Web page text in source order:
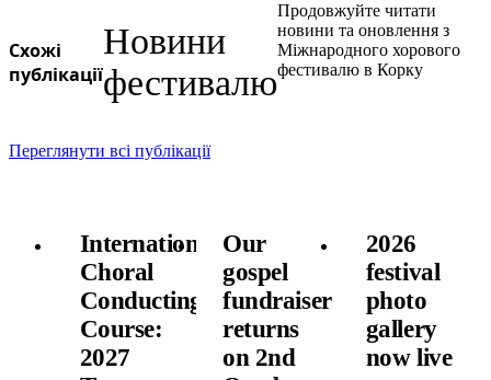
Схожі
публікації
Новини
фестивалю
Продовжуйте читати
новини та оновлення з
Міжнародного хорового
фестивалю в Корку
Переглянути всі публікації
International
Choral
Conducting
Course:
2027
Our
gospel
fundraiser
returns
on 2nd
2026
festival
photo
gallery
now live